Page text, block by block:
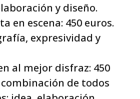
y diseño.
en escena: 450 euros.
expresividad y
al mejor disfraz: 450
de todos